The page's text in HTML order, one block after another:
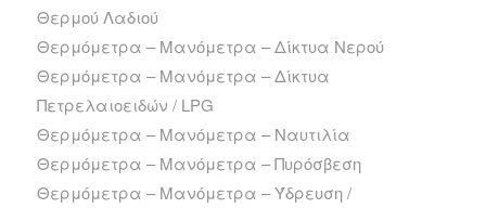
Θερμού Λαδιού
Θερμόμετρα – Μανόμετρα – Δίκτυα Νερού
Θερμόμετρα – Μανόμετρα – Δίκτυα
Πετρελαιοειδών / LPG
Θερμόμετρα – Μανόμετρα – Ναυτιλία
Θερμόμετρα – Μανόμετρα – Πυρόσβεση
Θερμόμετρα – Μανόμετρα – Ύδρευση /